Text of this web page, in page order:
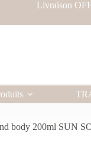
Livraison
body 200ml SUN